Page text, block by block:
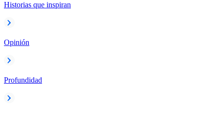
Historias que inspiran
Opinión
Profundidad